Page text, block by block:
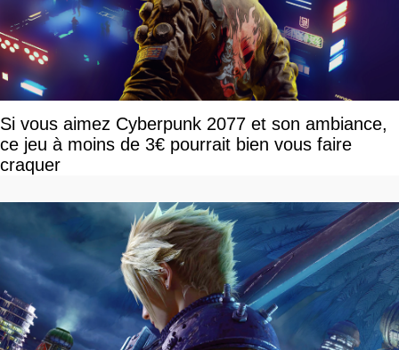
Si vous aimez Cyberpunk 2077 et son ambiance,
ce jeu à moins de 3€ pourrait bien vous faire
craquer